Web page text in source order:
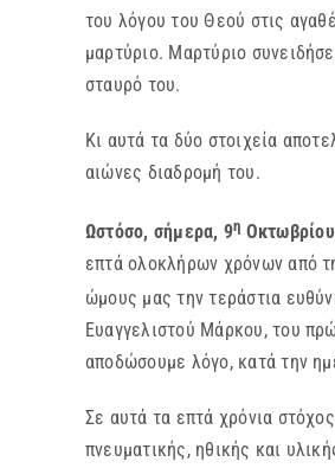
του λόγου του Θεού στις
μαρτύριο. Μαρτύριο
σταυρό του.
Κι αυτά τα δύο στοιχεία
αιώνες διαδρομή του.
Ωστόσο, σήμερα, 9η
επτά ολοκλήρων χρόνων από
ώμους μας την τεράστια
Ευαγγελιστού Μάρκου, του
αποδώσουμε λόγο, κατά την
Σε αυτά τα επτά χρόνια
πνευματικής, ηθικής και